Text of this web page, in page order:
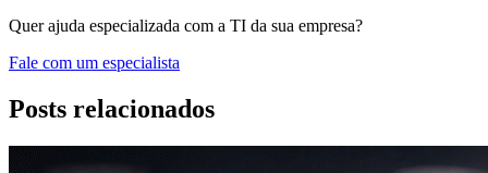
Quer ajuda especializada com a TI da sua empresa?
Fale com um especialista
Posts relacionados